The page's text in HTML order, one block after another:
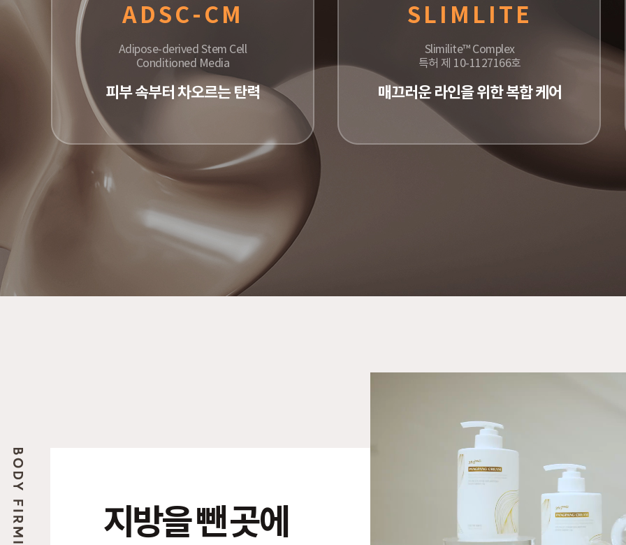
ADSC-CM
Adipose-derived Stem Cell
Conditioned Media
피부 속부터 차오르는 탄력
SLIMLITE
Slimilite™ Complex
특허 제 10-1127166호
매끄러운 라인을 위한 복합 케어
지방을 뺀 곳에